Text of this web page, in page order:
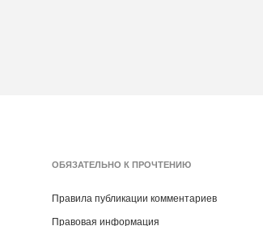
ОБЯЗАТЕЛЬНО К ПРОЧТЕНИЮ
Правила публикации комментариев
Правовая информация